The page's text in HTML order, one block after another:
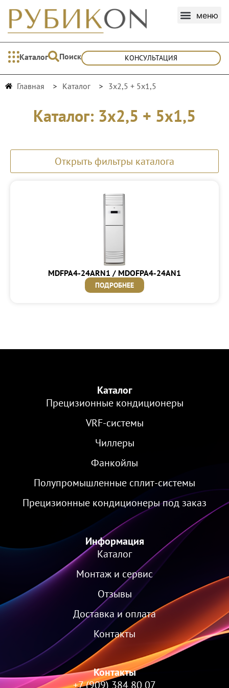
Каталог Поиск КОНСУЛЬТАЦИЯ
Главная Каталог 3х2,5 + 5х1,5
Каталог: 3х2,5 + 5х1,5
Открыть фильтры каталога
MDFPA4-24ARN1 / MDOFPA4-24AN1
ПОДРОБНЕЕ
Каталог
Прецизионные кондиционеры
VRF-cистемы
Чиллеры
Фанкойлы
Полупромышленные сплит-системы
Прецизионные кондиционеры под заказ
Информация
Каталог
Монтаж и сервис
Отзывы
Доставка и оплата
Контакты
Контакты
+7 (909) 384 80 07